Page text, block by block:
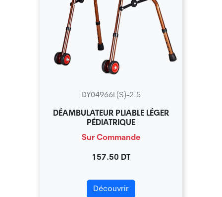
DY04966L(S)-2.5
DÉAMBULATEUR PLIABLE LÉGER
PÉDIATRIQUE
Sur Commande
157.50 DT
Découvrir